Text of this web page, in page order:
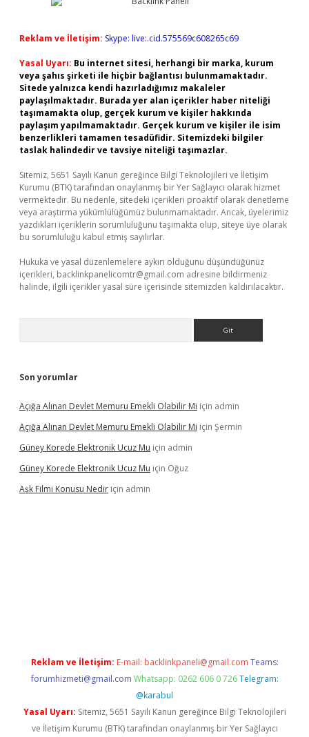
Reklam ve İletişim: Skype: live:.cid.575569c608265c69
Yasal Uyarı: Bu internet sitesi, herhangi bir marka, kurum
veya şahıs şirketi ile hiçbir bağlantısı bulunmamaktadır.
Sitede yalnızca kendi hazırladığımız makaleler
paylaşılmaktadır. Burada yer alan içerikler haber niteliği
taşımamakta olup, gerçek kurum ve kişiler hakkında
paylaşım yapılmamaktadır. Gerçek kurum ve kişiler ile isim
benzerlikleri tamamen tesadüfidir. Sitemizdeki bilgiler
taslak halindedir ve tavsiye niteliği taşımazlar.
Sitemiz, 5651 Sayılı Kanun gereğince Bilgi Teknolojileri ve İletişim
Kurumu (BTK) tarafından onaylanmış bir Yer Sağlayıcı olarak hizmet
vermektedir. Bu nedenle, sitedeki içerikleri proaktif olarak denetleme
veya araştırma yükümlülüğümüz bulunmamaktadır. Ancak, üyelerimiz
yazdıkları içeriklerin sorumluluğunu taşımakta olup, siteye üye olarak
bu sorumluluğu kabul etmiş sayılırlar.
Hukuka ve yasal düzenlemelere aykırı olduğunu düşündüğünüz
içerikleri, backlinkpanelicomtr@gmail.com adresine bildirmeniz
halinde, ilgili içerikler yasal süre içerisinde sitemizden kaldırılacaktır.
Son yorumlar
Açığa Alınan Devlet Memuru Emekli Olabilir Mi için admin
Açığa Alınan Devlet Memuru Emekli Olabilir Mi için Şermin
Güney Korede Elektronik Ucuz Mu için admin
Güney Korede Elektronik Ucuz Mu için Oğuz
Aşk Filmi Konusu Nedir için admin
Reklam ve İletişim: E-mail: backlinkpaneli@gmail.com Teams:
forumhizmeti@gmail.com Whatsapp: 0262 606 0 726 Telegram:
@karabul
Yasal Uyarı: Sitemiz, 5651 Sayılı Kanun gereğince Bilgi Teknolojileri
ve İletişim Kurumu (BTK) tarafından onaylanmış bir Yer Sağlayıcı